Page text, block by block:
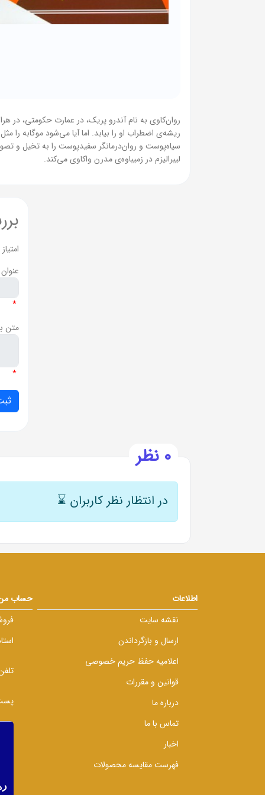
روان‌کاوی به نام آندرو پریک، در عمارت حکومتی، در
ریشه‌ی اضطراب او را بیابد. اما آیا می‌شود موگابه را
سیاه‌پوست و روان‌درمانگر سفیدپوست را به تخیل و
لیبرالیزم در زمیباوه‌ی مدرن واکاوی می‌کند.
امتیاز
*
متن
*
0 نظر
در انتظار نظر کاربران ⌛
اطلاعات
نقشه سایت
ارسال و بازگرداندن
اعلامیه حفظ حریم خصوصی
قوانین و مقررات
درباره ما
تماس با ما
اخبار
فهرست مقایسه محصولات
حساب